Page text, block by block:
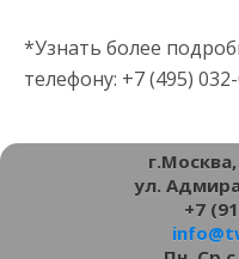
*Узнать более
телефону: +7 (495)
ул.
+7